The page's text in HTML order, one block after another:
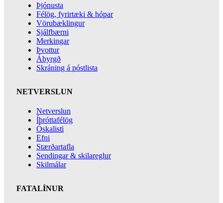
Þjónusta
Félög, fyrirtæki & hópar
Vörubæklingur
Sjálfbærni
Merkingar
Þvottur
Ábyrgð
Skráning á póstlista
NETVERSLUN
Netverslun
Íþróttafélög
Óskalisti
Efni
Stærðartafla
Sendingar & skilareglur
Skilmálar
FATALÍNUR